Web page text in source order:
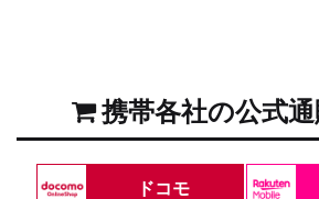
携帯各社の公式
ドコモ